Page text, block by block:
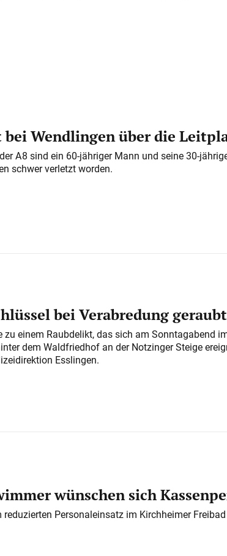
bei Wendlingen über die
A 8 sind ein 60-jähriger Mann und seine 30-
schwer verletzt worden.
bei Verabredung geraubt
zu einem Raubdelikt, das sich am Sonntagabend
dem Waldfriedhof an der Notzinger Steige
Esslingen.
wünschen sich
reduzierten Personaleinsatz im Kirchheimer